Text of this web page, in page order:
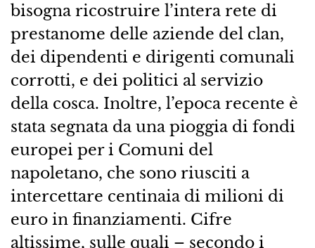
bisogna ricostruire l’intera rete di
prestanome delle aziende del clan,
dei dipendenti e dirigenti comunali
corrotti, e dei politici al servizio
della cosca. Inoltre, l’epoca recente è
stata segnata da una pioggia di fondi
europei per i Comuni del
napoletano, che sono riusciti a
intercettare centinaia di milioni di
euro in finanziamenti. Cifre
altissime, sulle quali – secondo i